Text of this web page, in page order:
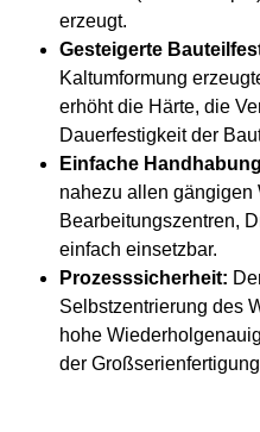
erzeugt.
Gesteigerte
Kaltumformung
erhöht die Härte, die
Dauerfestigkeit der
Einfache
nahezu allen
Bearbeitungszentren,
einfach einsetzbar.
Prozesssicherheit:
Selbstzentrierung des
hohe
der